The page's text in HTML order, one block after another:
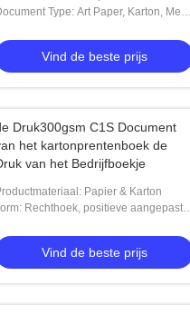
Type: Art Paper, Karton, Met
Vind de beste prijs
Druk300gsm C1S Document
het kartonprentenboek de
van het Bedrijfboekje
Papier & Karton
Rechthoek, positieve aangepaste
Vind de beste prijs